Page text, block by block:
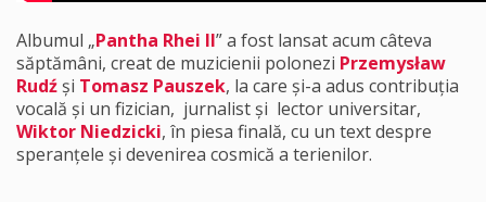
Albumul „Pantha Rhei II” a fost lansat acum câteva
săptămâni, creat de muzicienii polonezi Przemysław
Rudźși Tomasz Pauszek, la care și-a adus contribuția
vocală și un fizician, jurnalist și lector universitar,
Wiktor Niedzicki, în piesa finală, cu un text despre
speranțele și devenirea cosmică a terienilor.